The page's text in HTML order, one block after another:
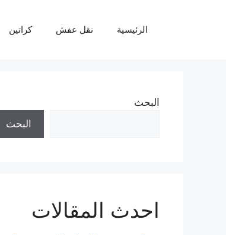
الرئيسية نقل عفش كراتين
البحث
البحث
احدث المقالات